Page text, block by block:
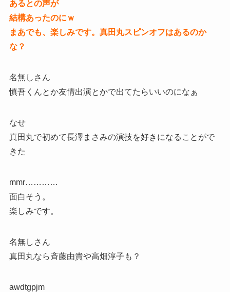
あるとの声が
結構あったのにｗ
まあでも、楽しみです。真田丸スピンオフはあるのか
な？
名無しさん
慎吾くんとか友情出演とかで出てたらいいのになぁ
なせ
真田丸で初めて長澤まさみの演技を好きになることがで
きた
mmr…………
面白そう。
楽しみです。
名無しさん
真田丸なら斉藤由貴や高畑淳子も？
awdtgpjm